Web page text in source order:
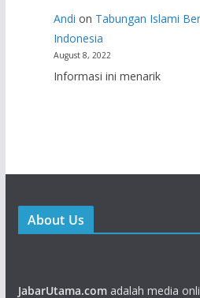
Andi on Tabungan Islami
Indonesia
August 8, 2022
Informasi ini menarik
About Us
JabarUtama.comadalah media